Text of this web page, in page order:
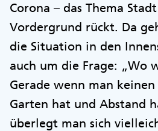
Corona – das Thema
Vordergrund rückt. Da
die Situation in den
auch um die Frage: „Wo
Gerade wenn man
Garten hat und Abstand
überlegt man sich